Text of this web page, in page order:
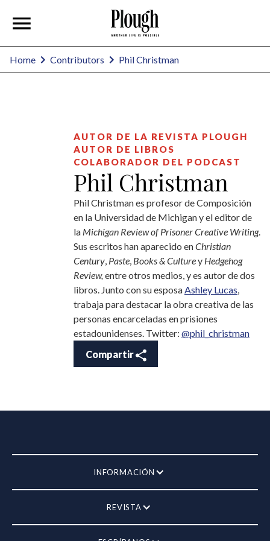
Home Contributors Phil Christman
AUTOR DE LA REVISTA PLOUGH
AUTOR DE LIBROS
COLABORADOR DEL PODCAST
Phil Christman
Phil Christman es profesor de Composición
en la Universidad de Michigan y el editor de
la Michigan Review of Prisoner Creative Writing.
Sus escritos han aparecido enChristian
Century, Paste, Books & Culturey Hedgehog
Review, entre otros medios, y es autor de dos
libros. Junto con su esposaAshley Lucas,
trabaja para destacar la obra creativa de las
personas encarceladas en prisiones
estadounidenses. Twitter: @phil_christman
Compartir
INFORMACIÓN
REVISTA